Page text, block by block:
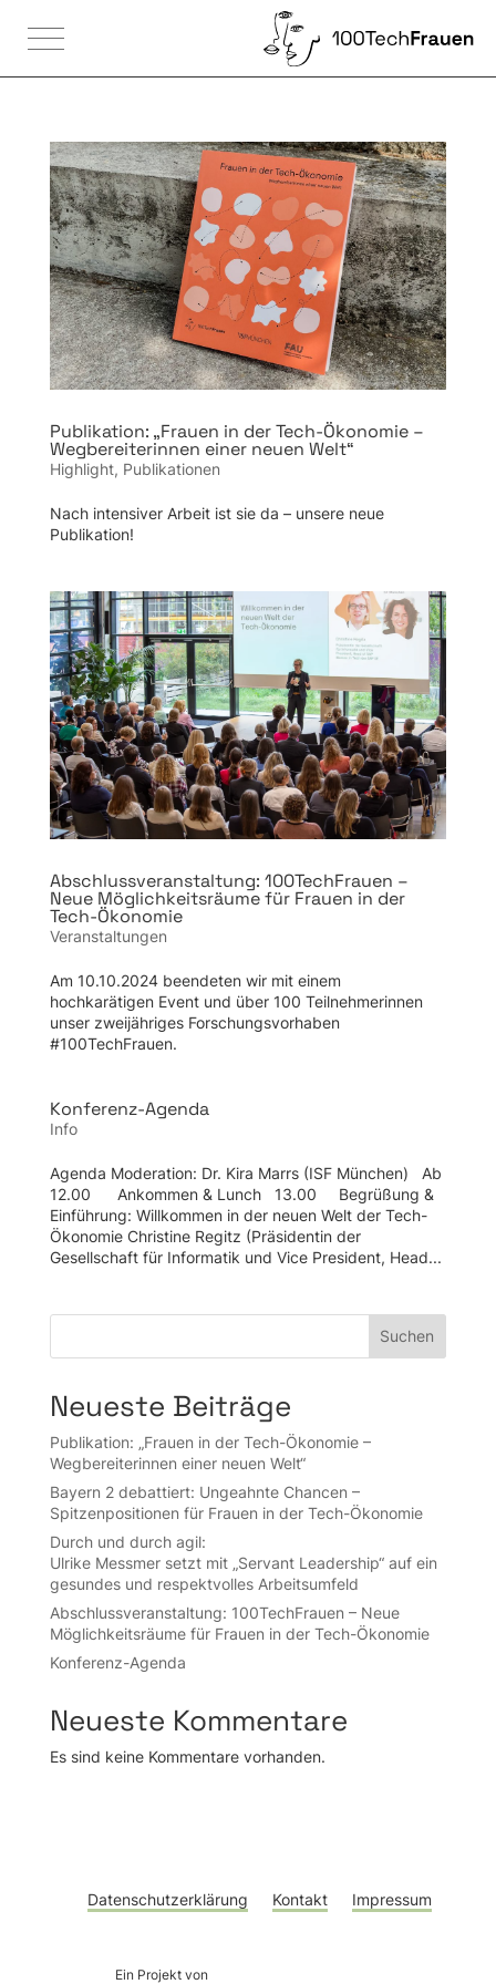

Publikation: „Frauen in der Tech-Ökonomie –
Wegbereiterinnen einer neuen Welt“
Highlight, Publikationen
Nach intensiver Arbeit ist sie da – unsere neue
Publikation!
Abschluss­veran­stal­tung: 100Tech­Frauen –
Neue Möglich­keits­räume für Frauen in der
Tech-Ökonomie
Veranstaltungen
Am 10.10.2024 beendeten wir mit einem
hochkarätigen Event und über 100 Teilnehmerinnen
unser zweijähriges Forschungsvorhaben
#100TechFrauen.
Konferenz-Agenda
Info
Agenda Moderation: Dr. Kira Marrs (ISF München) Ab
12.00 Ankommen & Lunch 13.00 Begrüßung &
Einführung: Willkommen in der neuen Welt der Tech-
Ökonomie Christine Regitz (Präsidentin der
Gesellschaft für Informatik und Vice President, Head...
Suchen
Neueste Beiträge
Publikation: „Frauen in der Tech-Ökonomie –
Wegbereiterinnen einer neuen Welt“
Bayern 2 debattiert: Ungeahnte Chancen –
Spitzenpositionen für Frauen in der Tech-Ökonomie
Durch und durch agil:
Ulrike Messmer setzt mit „Servant Leadership“ auf ein
gesundes und respektvolles Arbeitsumfeld
Abschluss­veran­stal­tung: 100Tech­Frauen – Neue
Möglich­keits­räume für Frauen in der Tech-Ökonomie
Konferenz-Agenda
Neueste Kommentare
Es sind keine Kommentare vorhanden.
Datenschutzerklärung Kontakt Impressum
Ein Projekt von